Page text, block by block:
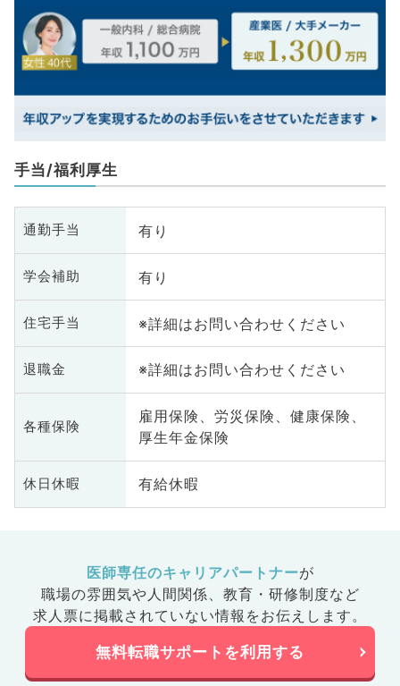
手当/福利厚生
通勤手当 有り
学会補助 有り
住宅手当 ※詳細はお問い合わせください
退職金 ※詳細はお問い合わせください
各種保険
雇用保険、労災保険、健康保険、
厚生年金保険
休日休暇 有給休暇
医師専任のキャリアパートナーが
職場の雰囲気や人間関係、 教育・研修制度など
求人票に掲載されていない情報をお伝えします。
無料転職サポートを利用する